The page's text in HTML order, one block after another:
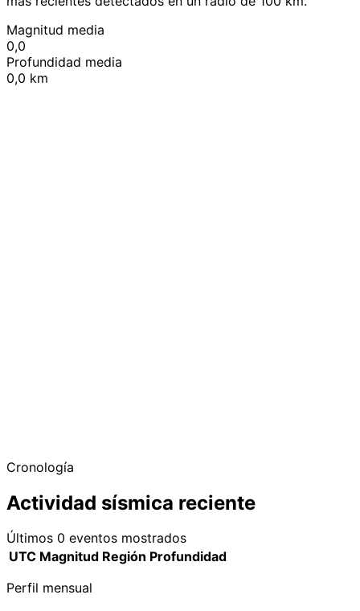
Magnitud media
0,0
Profundidad media
0,0 km
Cronología
Actividad sísmica reciente
Últimos 0 eventos mostrados
UTC Magnitud Región Profundidad
Perfil mensual